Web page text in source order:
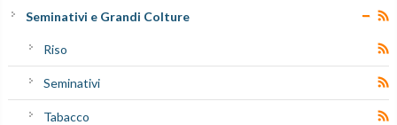
Seminativi e Grandi Colture
Riso
Seminativi
Tabacco